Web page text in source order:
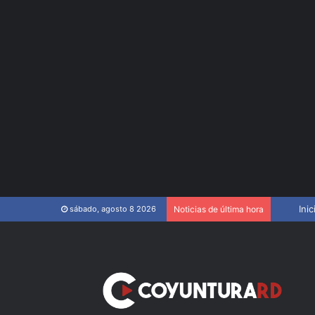
sábado, agosto 8 2026 Noticias de última hora SNS